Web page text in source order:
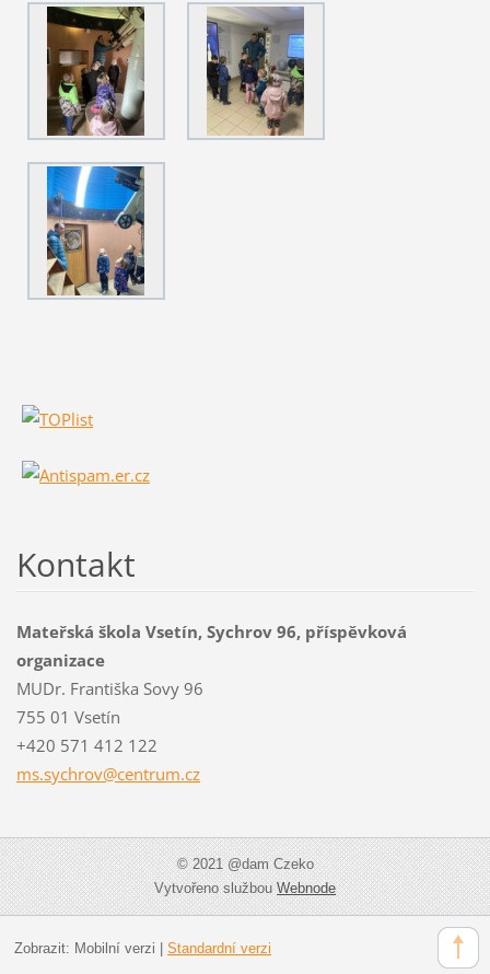
Kontakt
Mateřská škola Vsetín, Sychrov 96, příspěvková
organizace
MUDr. Františka Sovy 96
755 01 Vsetín
+420 571 412 122
ms.sychrov@centrum.cz
© 2021 @dam Czeko
Vytvořeno službouWebnode
Zobrazit: Mobilní verzi Standardní verzi